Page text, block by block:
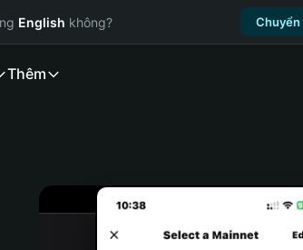
English không? Chuyển
Thêm